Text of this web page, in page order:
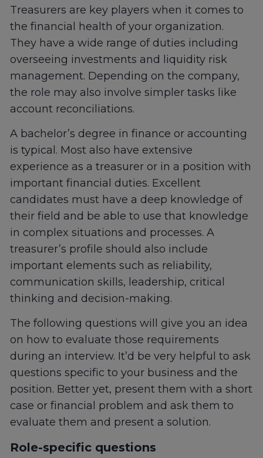
Treasurers are key players when it comes to
the financial health of your organization.
They have a wide range of duties including
overseeing investments and liquidity risk
management. Depending on the company,
the role may also involve simpler tasks like
account reconciliations.
A bachelor’s degree in finance or accounting
is typical. Most also have extensive
experience as a treasurer or in a position with
important financial duties. Excellent
candidates must have a deep knowledge of
their field and be able to use that knowledge
in complex situations and processes. A
treasurer’s profile should also include
important elements such as reliability,
communication skills, leadership, critical
thinking and decision-making.
The following questions will give you an idea
on how to evaluate those requirements
during an interview. It’d be very helpful to ask
questions specific to your business and the
position. Better yet, present them with a short
case or financial problem and ask them to
evaluate them and present a solution.
Role-specific questions